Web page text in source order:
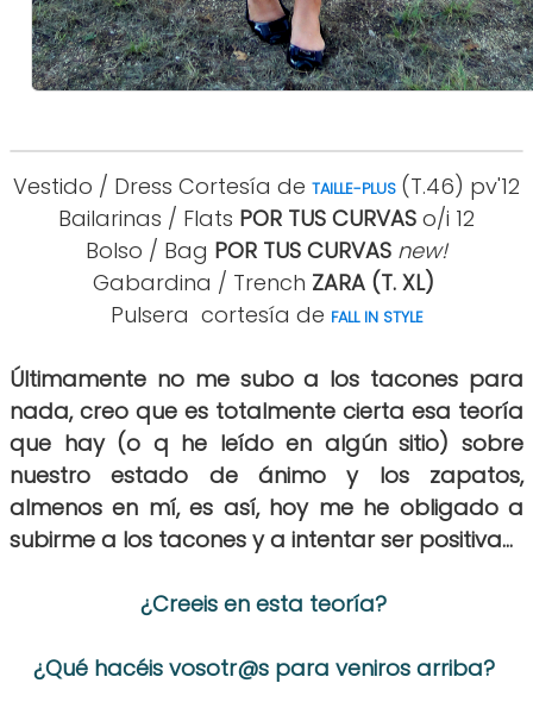
Vestido / Dress Cortesía de TAILLE-PLUS (T.46) pv'12
Bailarinas / Flats POR TUS CURVAS o/i 12
Bolso / Bag POR TUS CURVAS new!
Gabardina / Trench ZARA (T. XL)
Pulsera cortesía de FALL IN STYLE
Últimamente no me subo a los tacones para
nada, creo que es totalmente cierta esa teoría
que hay (o q he leído en algún sitio) sobre
nuestro estado de ánimo y los zapatos,
almenos en mí, es así, hoy me he obligado a
subirme a los tacones y a intentar ser positiva...
¿Creeis en esta teoría?
¿Qué hacéis vosotr@s para veniros arriba?